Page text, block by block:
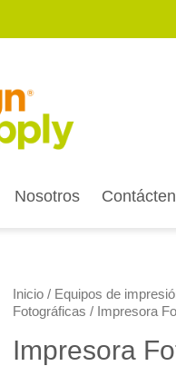
Nosotros
Inicio / Equipos de
Fotográficas / Impresora
Impresora